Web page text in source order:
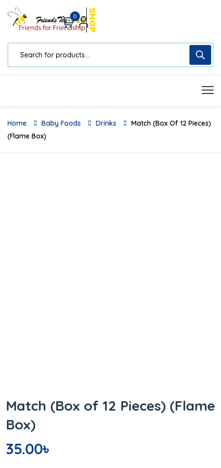
0
Home Baby Foods Drinks
Match (Box Of 12 Pieces)
(Flame Box)
Match (Box of 12 Pieces) (Flame
Box)
35.00৳